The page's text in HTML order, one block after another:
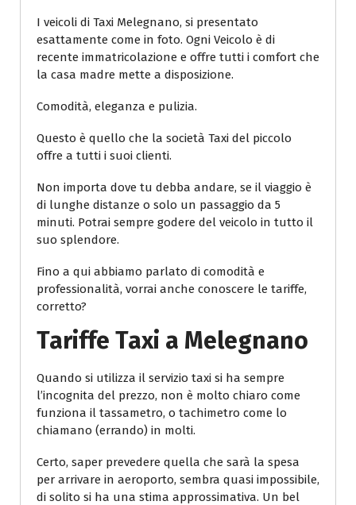
I veicoli di Taxi Melegnano, si presentato
esattamente come in foto. Ogni Veicolo è di
recente immatricolazione e offre tutti i comfort che
la casa madre mette a disposizione.
Comodità, eleganza e pulizia.
Questo è quello che la società Taxi del piccolo
offre a tutti i suoi clienti.
Non importa dove tu debba andare, se il viaggio è
di lunghe distanze o solo un passaggio da 5
minuti. Potrai sempre godere del veicolo in tutto il
suo splendore.
Fino a qui abbiamo parlato di comodità e
professionalità, vorrai anche conoscere le tariffe,
corretto?
Tariffe Taxi a Melegnano
Quando si utilizza il servizio taxi si ha sempre
l’incognita del prezzo, non è molto chiaro come
funziona il tassametro, o tachimetro come lo
chiamano (errando) in molti.
Certo, saper prevedere quella che sarà la spesa
per arrivare in aeroporto, sembra quasi impossibile,
di solito si ha una stima approssimativa. Un bel